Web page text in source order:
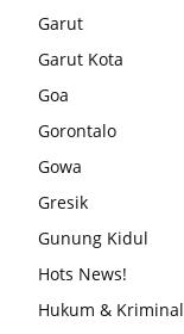
Garut
Garut Kota
Goa
Gorontalo
Gowa
Gresik
Gunung Kidul
Hots News!
Hukum & Kriminal